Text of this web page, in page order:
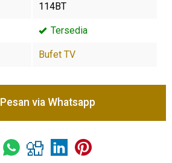
114BT
Tersedia
Bufet TV
Pesan via Whatsapp